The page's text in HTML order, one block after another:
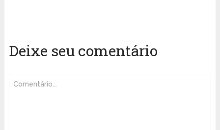
Deixe seu comentário